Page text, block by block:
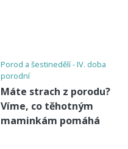
Porod a šestinedělí - IV. doba
porodní
Máte strach z porodu?
Víme, co těhotným
maminkám pomáhá